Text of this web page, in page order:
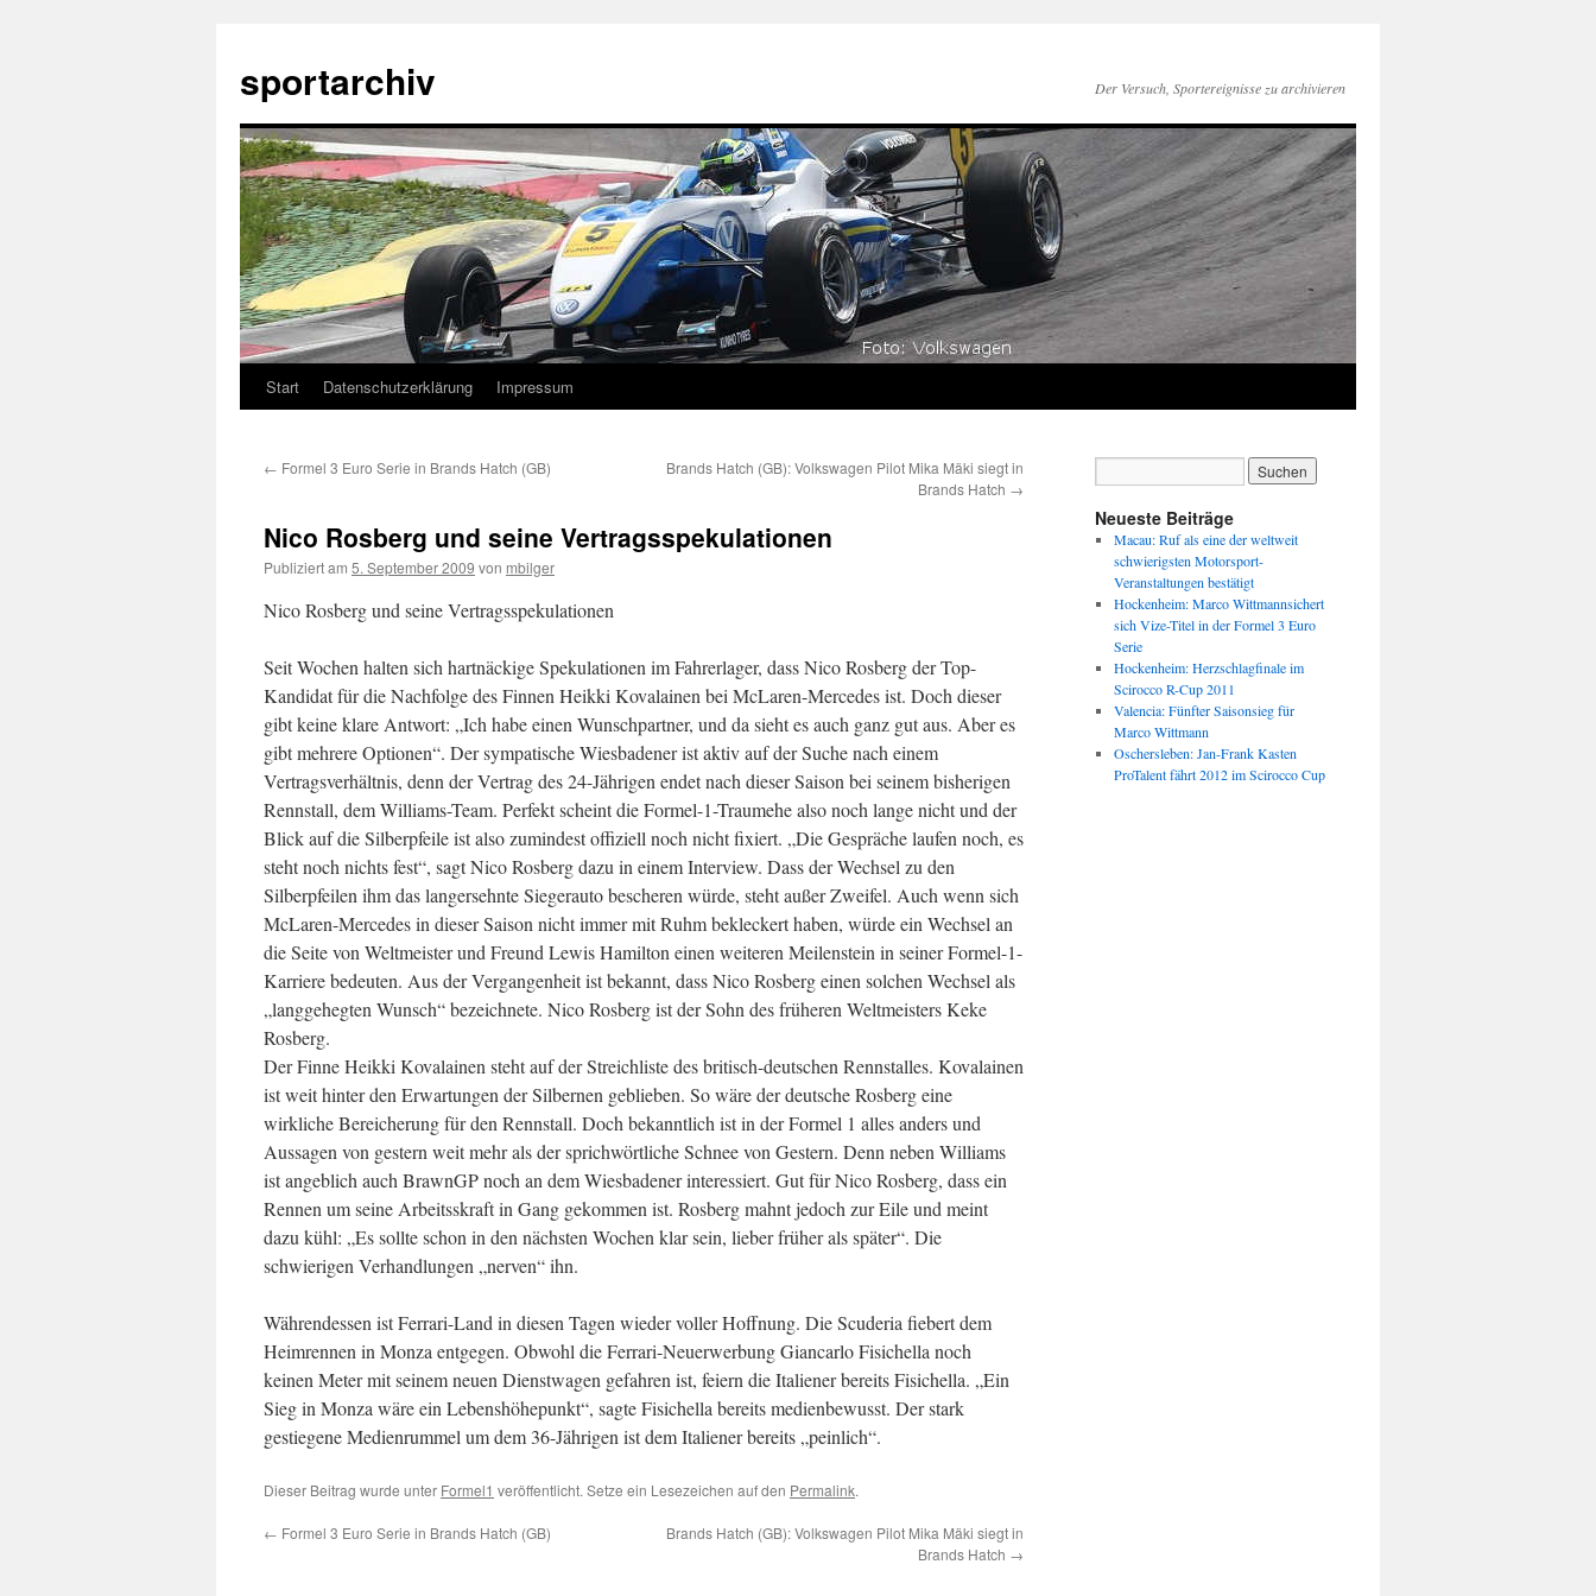
sportarchiv Der Versuch, Sportereignisse zu archivieren
Zum
springen
Start Datenschutzerklärung Impressum
← Formel 3 Euro Serie in Brands Hatch (GB)
Brands Hatch (GB): Volkswagen Pilot Mika Mäki siegt in
Brands Hatch →
Nico Rosberg und seine Vertragsspekulationen
Publiziert am 5. September 2009 von mbilger
Nico Rosberg und seine Vertragsspekulationen
Seit Wochen halten sich hartnäckige Spekulationen im Fahrerlager, dass Nico Rosberg der Top-
Kandidat für die Nachfolge des Finnen Heikki Kovalainen bei McLaren-Mercedes ist. Doch dieser
gibt keine klare Antwort: „Ich habe einen Wunschpartner, und da sieht es auch ganz gut aus. Aber es
gibt mehrere Optionen“. Der sympatische Wiesbadener ist aktiv auf der Suche nach einem
Vertragsverhältnis, denn der Vertrag des 24-Jährigen endet nach dieser Saison bei seinem bisherigen
Rennstall, dem Williams-Team. Perfekt scheint die Formel-1-Traumehe also noch lange nicht und der
Blick auf die Silberpfeile ist also zumindest offiziell noch nicht fixiert. „Die Gespräche laufen noch, es
steht noch nichts fest“, sagt Nico Rosberg dazu in einem Interview. Dass der Wechsel zu den
Silberpfeilen ihm das langersehnte Siegerauto bescheren würde, steht außer Zweifel. Auch wenn sich
McLaren-Mercedes in dieser Saison nicht immer mit Ruhm bekleckert haben, würde ein Wechsel an
die Seite von Weltmeister und Freund Lewis Hamilton einen weiteren Meilenstein in seiner Formel-1-
Karriere bedeuten. Aus der Vergangenheit ist bekannt, dass Nico Rosberg einen solchen Wechsel als
„langgehegten Wunsch“ bezeichnete. Nico Rosberg ist der Sohn des früheren Weltmeisters Keke
Rosberg.
Der Finne Heikki Kovalainen steht auf der Streichliste des britisch-deutschen Rennstalles. Kovalainen
ist weit hinter den Erwartungen der Silbernen geblieben. So wäre der deutsche Rosberg eine
wirkliche Bereicherung für den Rennstall. Doch bekanntlich ist in der Formel 1 alles anders und
Aussagen von gestern weit mehr als der sprichwörtliche Schnee von Gestern. Denn neben Williams
ist angeblich auch BrawnGP noch an dem Wiesbadener interessiert. Gut für Nico Rosberg, dass ein
Rennen um seine Arbeitsskraft in Gang gekommen ist. Rosberg mahnt jedoch zur Eile und meint
dazu kühl: „Es sollte schon in den nächsten Wochen klar sein, lieber früher als später“. Die
schwierigen Verhandlungen „nerven“ ihn.
Währendessen ist Ferrari-Land in diesen Tagen wieder voller Hoffnung. Die Scuderia fiebert dem
Heimrennen in Monza entgegen. Obwohl die Ferrari-Neuerwerbung Giancarlo Fisichella noch
keinen Meter mit seinem neuen Dienstwagen gefahren ist, feiern die Italiener bereits Fisichella. „Ein
Sieg in Monza wäre ein Lebenshöhepunkt“, sagte Fisichella bereits medienbewusst. Der stark
gestiegene Medienrummel um dem 36-Jährigen ist dem Italiener bereits „peinlich“.
Dieser Beitrag wurde unter Formel1 veröffentlicht. Setze ein Lesezeichen auf den Permalink.
← Formel 3 Euro Serie in Brands Hatch (GB)
Brands Hatch (GB): Volkswagen Pilot Mika Mäki siegt in
Brands Hatch →
Neueste Beiträge
Macau: Ruf als eine der weltweit
schwierigsten Motorsport-
Veranstaltungen bestätigt
Hockenheim: Marco Wittmannsichert
sich Vize-Titel in der Formel 3 Euro
Serie
Hockenheim: Herzschlagfinale im
Scirocco R-Cup 2011
Valencia: Fünfter Saisonsieg für
Marco Wittmann
Oschersleben: Jan-Frank Kasten
ProTalent fährt 2012 im Scirocco Cup